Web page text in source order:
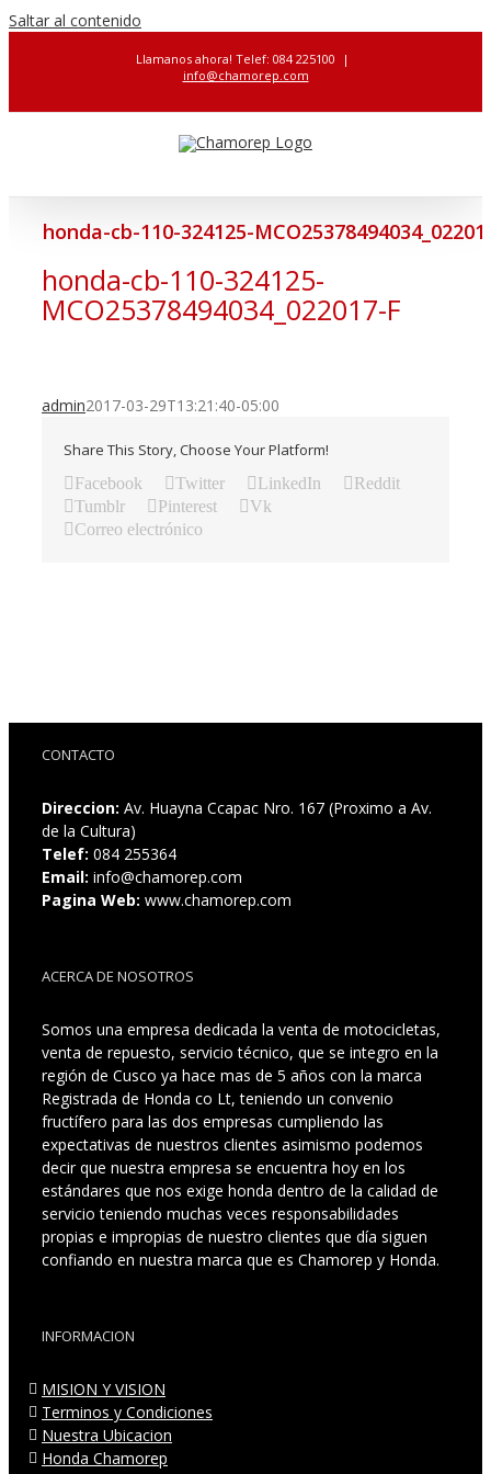
Saltar al contenido
Llamanos ahora! Telef: 084 225100
|
info@chamorep.com
honda-cb-110-324125-
honda-cb-110-324125-
MCO25378494034_022017-F
admin2017-03-29T13:21:40-05:00
Share This Story, Choose Your Platform!
Facebook Twitter LinkedIn
Reddit
Tumblr
Pinterest
Vk
Correo electrónico
CONTACTO
Direccion: Av. Huayna Ccapac Nro. 167 (Proximo a Av.
de la Cultura)
Telef: 084 255364
Email: info@chamorep.com
Pagina Web: www.chamorep.com
ACERCA DE NOSOTROS
Somos una empresa dedicada la venta de motocicletas,
venta de repuesto, servicio técnico, que se integro en la
región de Cusco ya hace mas de 5 años con la marca
Registrada de Honda co Lt, teniendo un convenio
fructífero para las dos empresas cumpliendo las
expectativas de nuestros clientes asimismo podemos
decir que nuestra empresa se encuentra hoy en los
estándares que nos exige honda dentro de la calidad de
servicio teniendo muchas veces responsabilidades
propias e impropias de nuestro clientes que día siguen
confiando en nuestra marca que es Chamorep y Honda.
INFORMACION
MISION Y VISION
Terminos y Condiciones
Nuestra Ubicacion
Honda Chamorep